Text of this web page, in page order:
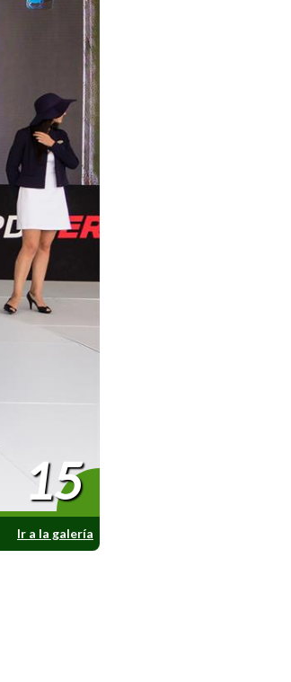
Ir a la galería
15